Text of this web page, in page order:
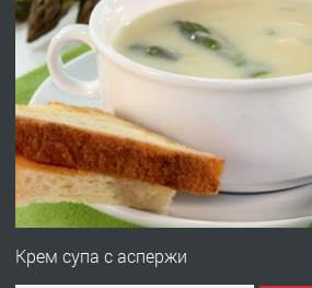
ПРЕДЛАГА Под НАЕМ
ПРЕДЛАГА
Нов апартамент
Езикова
Крем супа с аспержи